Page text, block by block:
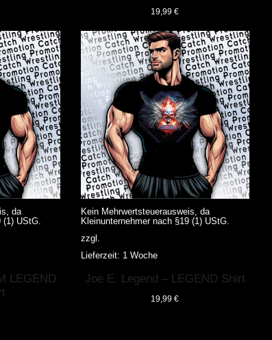
auf.
Die
Optionen
können
auf
der
Produktseite
gewählt
werden
19,99€
da
UStG.
LEGEND
Kein Mehrwertsteuerausweis, da
Kleinunternehmer nach §19 (1) UStG.
zzgl.
Lieferzeit: 1 Woche
Produkt
Joe E. Legend – LEGEND Shirt
19,99€